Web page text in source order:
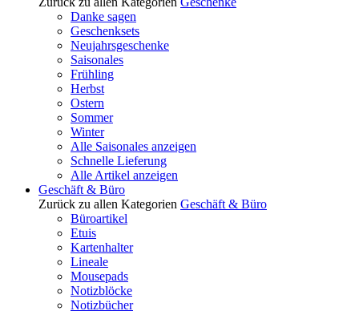
Danke sagen
Geschenksets
Neujahrsgeschenke
Saisonales
Frühling
Herbst
Ostern
Sommer
Winter
Alle Saisonales anzeigen
Schnelle Lieferung
Alle Artikel anzeigen
Geschäft & Büro
Zurück zu allen Kategorien Geschäft & Büro
Büroartikel
Etuis
Kartenhalter
Lineale
Mousepads
Notizblöcke
Notizbücher